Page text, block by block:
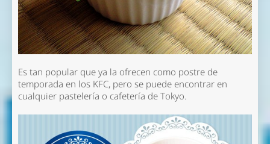
Es tan popular que ya la ofrecen como postre de
temporada en los KFC, pero se puede encontrar en
cualquier pastelería o cafetería de Tokyo.